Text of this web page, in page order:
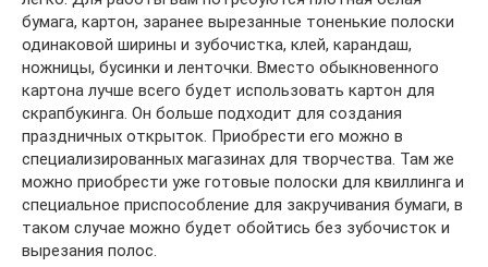
бумага, картон, заранее вырезанные тоненькие полоски
одинаковой ширины и зубочистка, клей, карандаш,
ножницы, бусинки и ленточки. Вместо обыкновенного
картона лучше всего будет использовать картон для
скрапбукинга. Он больше подходит для создания
праздничных открыток. Приобрести его можно в
специализированных магазинах для творчества. Там же
можно приобрести уже готовые полоски для квиллинга и
специальное приспособление для закручивания бумаги, в
таком случае можно будет обойтись без зубочисток и
вырезания полос.